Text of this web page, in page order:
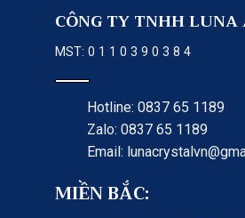
CÔNG TY TNHH
MST: 0 1 1 0 3 9 0 3 8 4
Hotline: 0837 65 1189
Zalo: 0837 65 1189
Email:
MIỀN BẮC: